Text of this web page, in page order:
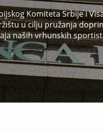
Komiteta Srbije i
u cilju pružanja
naših vrhunskih